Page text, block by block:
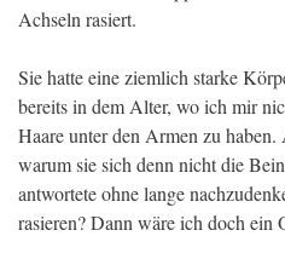
Achseln rasiert.
Sie hatte eine ziemlich starke
bereits in dem Alter, wo ich mir
Haare unter den Armen zu haben.
warum sie sich denn nicht die
antwortete ohne lange
rasieren? Dann wäre ich doch ein